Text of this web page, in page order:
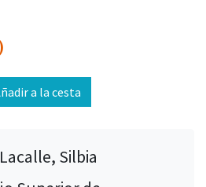
a la cesta
Silbia